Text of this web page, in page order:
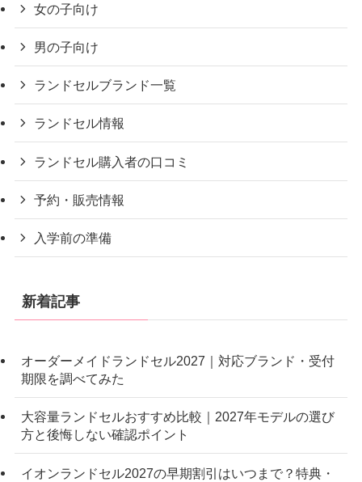
女の子向け
男の子向け
ランドセルブランド一覧
ランドセル情報
ランドセル購入者の口コミ
予約・販売情報
入学前の準備
新着記事
オーダーメイドランドセル2027｜対応ブランド・受付
期限を調べてみた
大容量ランドセルおすすめ比較｜2027年モデルの選び
方と後悔しない確認ポイント
イオンランドセル2027の早期割引はいつまで？特典・